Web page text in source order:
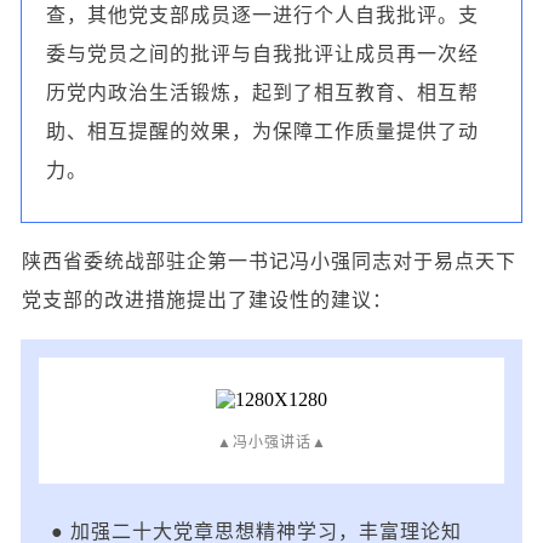
查，其他党支部成员逐一进行个人自我批评。支
委与党员之间的批评与自我批评让成员再一次经
历党内政治生活锻炼，起到了相互教育、相互帮
助、相互提醒的效果，为保障工作质量提供了动
力。
陕西省委统战部驻企第一书记冯小强同志对于易点天下
党支部的改进措施提出了建设性的建议：
▲冯小强讲话▲
● 加强二十大党章思想精神学习，丰富理论知